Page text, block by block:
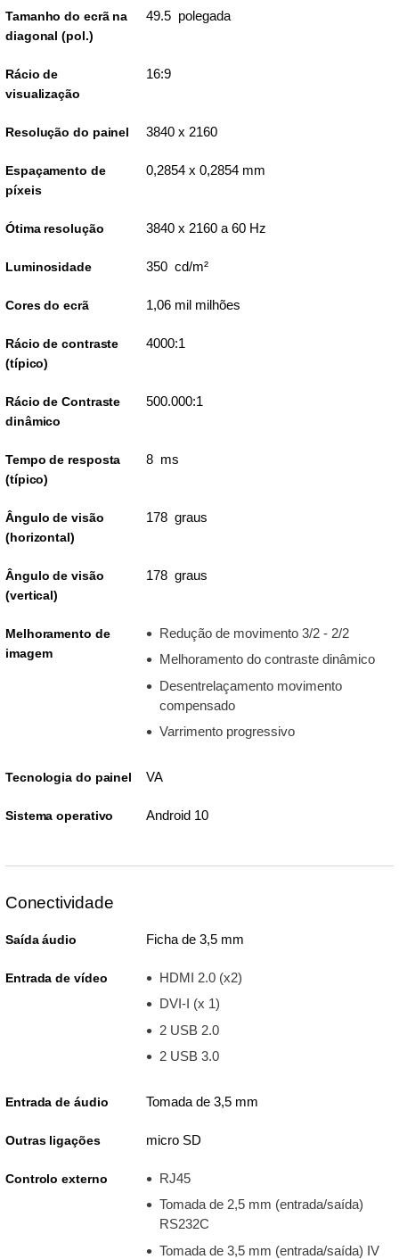
Tamanho do ecrã na
diagonal (pol.)
49.5 polegada
Rácio de
visualização
16:9
Resolução do painel 3840 x 2160
Espaçamento de
píxeis
0,2854 x 0,2854 mm
Ótima resolução 3840 x 2160 a 60 Hz
Luminosidade 350 cd/m²
Cores do ecrã 1,06 mil milhões
Rácio de contraste
(típico)
4000:1
Rácio de Contraste
dinâmico
500.000:1
Tempo de resposta
(típico)
8 ms
Ângulo de visão
(horizontal)
178 graus
Ângulo de visão
(vertical)
178 graus
Melhoramento de
imagem
Redução de movimento 3/2 - 2/2
Melhoramento do contraste dinâmico
Desentrelaçamento movimento
compensado
Varrimento progressivo
Tecnologia do painel VA
Sistema operativo Android 10
Conectividade
Saída áudio Ficha de 3,5 mm
Entrada de vídeo
HDMI 2.0 (x2)
DVI-I (x 1)
2 USB 2.0
2 USB 3.0
Entrada de áudio Tomada de 3,5 mm
Outras ligações micro SD
Controlo externo
RJ45
Tomada de 2,5 mm (entrada/saída)
RS232C
Tomada de 3,5 mm (entrada/saída) IV